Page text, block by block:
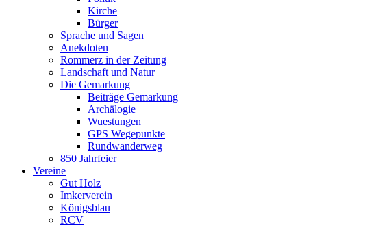
Kirche
Bürger
Sprache und Sagen
Anekdoten
Rommerz in der Zeitung
Landschaft und Natur
Die Gemarkung
Beiträge Gemarkung
Archälogie
Wuestungen
GPS Wegepunkte
Rundwanderweg
850 Jahrfeier
Vereine
Gut Holz
Imkerverein
Königsblau
RCV